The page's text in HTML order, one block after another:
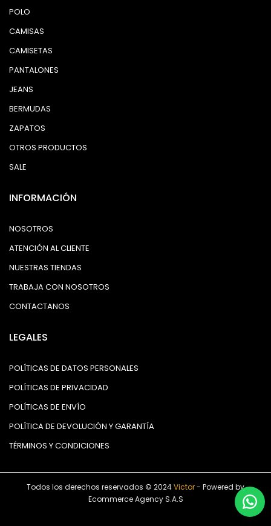
POLO
CAMISAS
CAMISETAS
PANTALONES
JEANS
BERMUDAS
ZAPATOS
OTROS PRODUCTOS
SALE
INFORMACIÓN
NOSOTROS
ATENCIÓN AL CLIENTE
NUESTRAS TIENDAS
TRABAJA CON NOSOTROS
CONTACTANOS
LEGALES
POLÍTICAS DE DATOS PERSONALES
POLÍTICAS DE PRIVACIDAD
POLÍTICAS DE ENVÍO
POLÍTICA DE DEVOLUCIÓN Y GARANTÍA
TÉRMINOS Y CONDICIONES
Todos los derechos reservados © 2024Victor- Powered by
Ecommerce Agency S.A.S